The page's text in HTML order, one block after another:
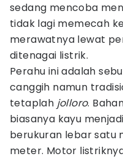
sedang mencoba
tidak lagi memecah
merawatnya lewat
ditenagai listrik.
Perahu ini adalah
canggih namun
tetaplah jolloro.
biasanya kayu
berukuran lebar satu
meter. Motor